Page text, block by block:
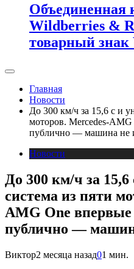
Объединенная
Wildberries &
товарный знак
Главная
Новости
До 300 км/ч за 15,6 с и
моторов. Mercedes-
публично — машина не
Новости
До 300 км/ч за
система из пяти
AMG One
публично —
Виктор2 месяца назад01 мин.